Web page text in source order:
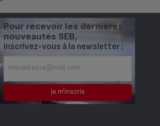
Pour recevoir les dernières
nouveautés SEB,
inscrivez-vous à la newsletter :